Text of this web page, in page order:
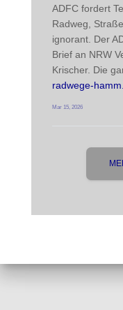
ADFC fordert
Radweg,
ignorant. Der
Brief an NRW
Krischer. Die
radwege-
Mar 15, 2026